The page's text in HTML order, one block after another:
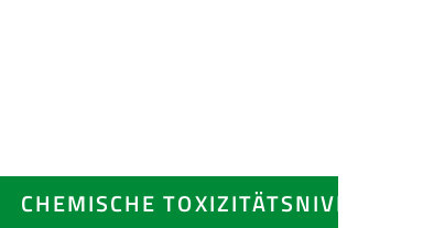
CHEMISCHE TOXIZITÄTSNIVEAUS